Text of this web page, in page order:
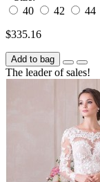
40
42 44
$335.16
Add to bag
The leader of sales!